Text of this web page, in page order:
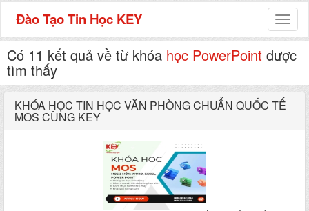
Đào Tạo Tin Học KEY
Có 11 kết quả về từ khóa học PowerPoint được
tìm thấy
KHÓA HỌC TIN HỌC VĂN PHÒNG CHUẨN QUỐC TẾ
MOS CÙNG KEY